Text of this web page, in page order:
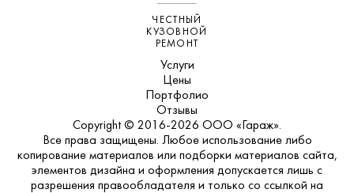
ЧЕСТНЫЙ
КУЗОВНОЙ
РЕМОНТ
Услуги
Цены
Портфолио
Отзывы
Copyright © 2016-2026 ООО «Гараж».
Все права защищены. Любое использование либо
копирование материалов или подборки материалов сайта,
элементов дизайна и оформления допускается лишь с
разрешения правообладателя и только со ссылкой на